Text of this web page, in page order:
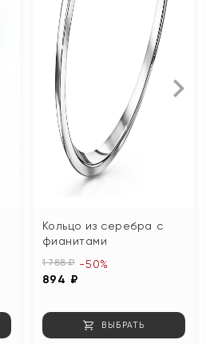
Кольцо из серебра с
фианитами
1 788 ₽
894 ₽
-50%
ВЫБРАТЬ